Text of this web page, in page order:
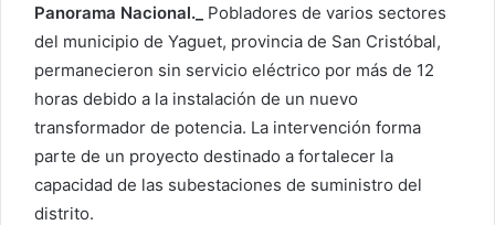
o
r
r
e
l
e
Panorama Nacional._
Pobladores de varios sectores
del municipio de Yaguet, provincia de San Cristóbal,
permanecieron sin servicio eléctrico por más de 12
horas debido a la instalación de un nuevo
transformador de potencia. La intervención forma
parte de un proyecto destinado a fortalecer la
capacidad de las subestaciones de suministro del
distrito.